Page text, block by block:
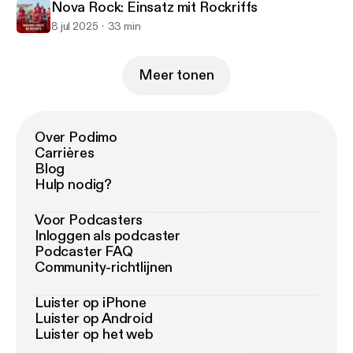
Nova Rock: Einsatz mit Rockriffs
8 jul 2025 33 min
Meer tonen
Over Podimo
Carrières
Blog
Hulp nodig?
Voor Podcasters
Inloggen als podcaster
Podcaster FAQ
Community-richtlijnen
Luister op iPhone
Luister op Android
Luister op het web